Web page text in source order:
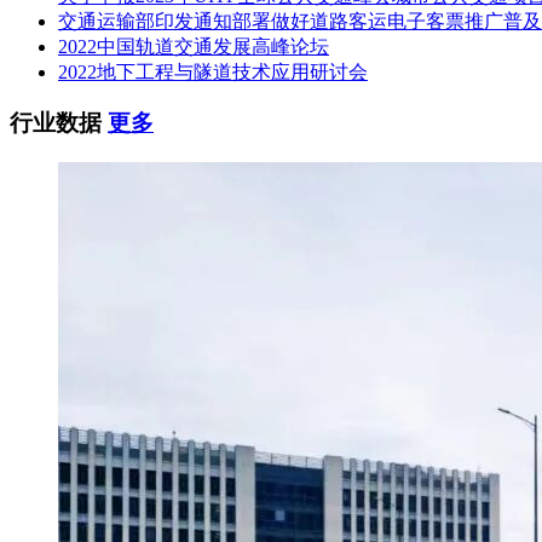
交通运输部印发通知部署做好道路客运电子客票推广普
2022中国轨道交通发展高峰论坛
2022地下工程与隧道技术应用研讨会
行业数据更多